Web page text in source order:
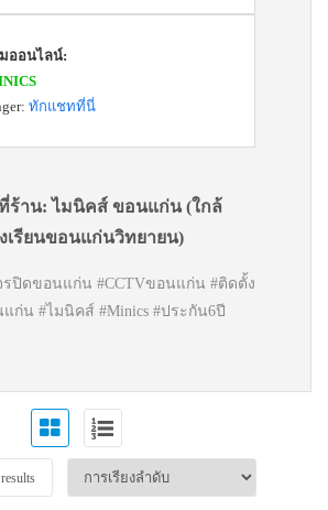
ออนไลน์:
ทักแชทที่นี่
ร้าน:ไมนิคส์ ขอนแก่น (ใกล้
เรียนขอนแก่นวิทยายน)
รปิดขอนแก่น #CCTVขอนแก่น #ติดตั้ง
ก่น #ไมนิคส์ #Minics #ประกัน6ปี